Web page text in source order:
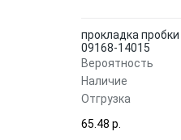
прокладка
09168-14015
Вероятность
Наличие
Отгрузка
65.48 p.